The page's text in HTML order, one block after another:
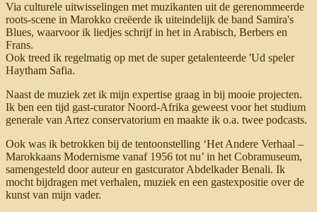
Via culturele uitwisselingen met muzikanten uit de gerenommeerde
roots-scene in Marokko creëerde ik uiteindelijk de band Samira's
Blues, waarvoor ik liedjes schrijf in het in Arabisch, Berbers en
Frans.
Ook treed ik regelmatig op met de super getalenteerde 'Ud speler
Haytham Safia.
Naast de muziek zet ik mijn expertise graag in bij mooie projecten.
Ik ben een tijd gast-curator Noord-Afrika geweest voor het studium
generale van Artez conservatorium en maakte ik o.a. twee podcasts.
Ook was ik betrokken bij de tentoonstelling ‘Het Andere Verhaal –
Marokkaans Modernisme vanaf 1956 tot nu’ in het Cobramuseum,
samengesteld door auteur en gastcurator Abdelkader Benali. Ik
mocht bijdragen met verhalen, muziek en een gastexpositie over de
kunst van mijn vader.